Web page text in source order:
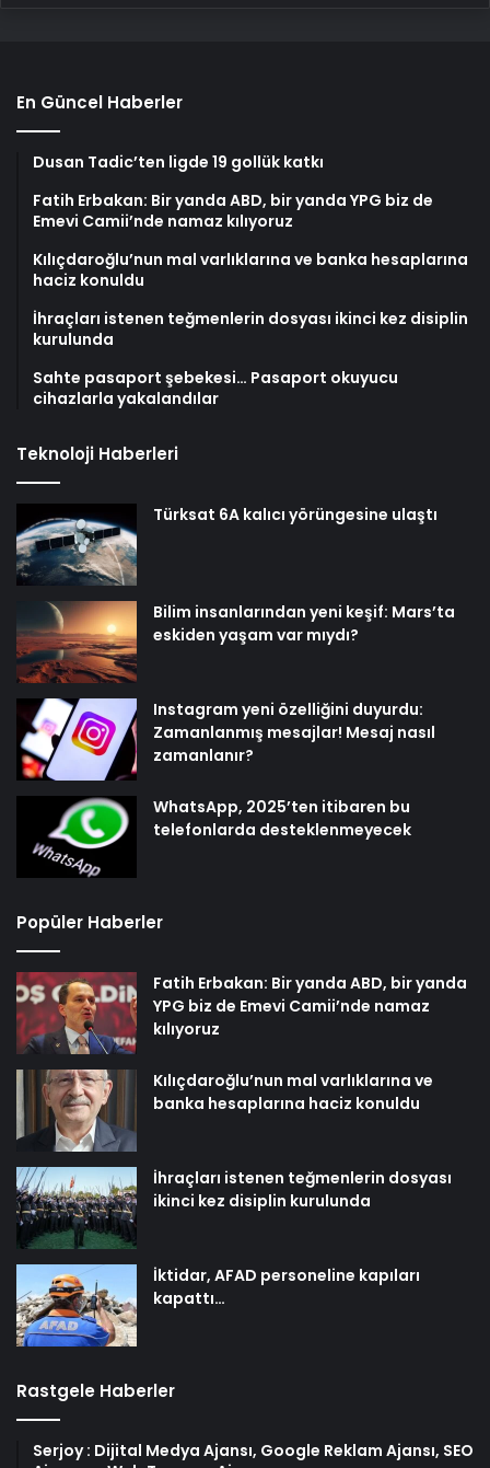
En Güncel Haberler
Dusan Tadic’ten ligde 19 gollük katkı
Fatih Erbakan: Bir yanda ABD, bir yanda YPG biz de
Emevi Camii’nde namaz kılıyoruz
Kılıçdaroğlu’nun mal varlıklarına ve banka hesaplarına
haciz konuldu
İhraçları istenen teğmenlerin dosyası ikinci kez disiplin
kurulunda
Sahte pasaport şebekesi… Pasaport okuyucu
cihazlarla yakalandılar
Teknoloji Haberleri
Türksat 6A kalıcı yörüngesine ulaştı
Bilim insanlarından yeni keşif: Mars’ta
eskiden yaşam var mıydı?
Instagram yeni özelliğini duyurdu:
Zamanlanmış mesajlar! Mesaj nasıl
zamanlanır?
WhatsApp, 2025’ten itibaren bu
telefonlarda desteklenmeyecek
Popüler Haberler
Fatih Erbakan: Bir yanda ABD, bir yanda
YPG biz de Emevi Camii’nde namaz
kılıyoruz
Kılıçdaroğlu’nun mal varlıklarına ve
banka hesaplarına haciz konuldu
İhraçları istenen teğmenlerin dosyası
ikinci kez disiplin kurulunda
İktidar, AFAD personeline kapıları
kapattı…
Rastgele Haberler
Serjoy : Dijital Medya Ajansı, Google Reklam Ajansı, SEO